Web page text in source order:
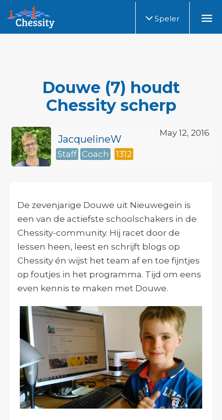
Speler
Douwe (7) houdt
Chessity scherp
May 12, 2016
JacquelineW
Staff Coach 1312
De zevenjarige Douwe uit Nieuwegein is
een van de actiefste schoolschakers in de
Chessity-community. Hij racet door de
lessen heen, leest en schrijft blogs op
Chessity én wijst het team af en toe fijntjes
op foutjes in het programma. Tijd om eens
even kennis te maken met Douwe.